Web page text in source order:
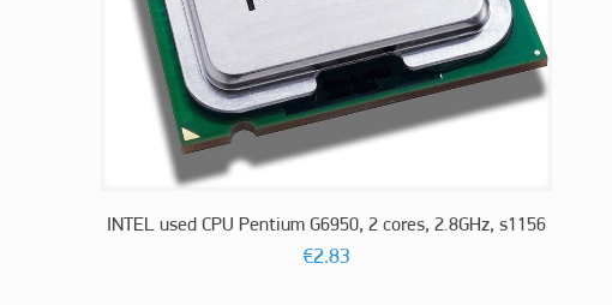
INTEL used CPU Pentium G6950, 2 cores, 2.8GHz, s1156
€2.83